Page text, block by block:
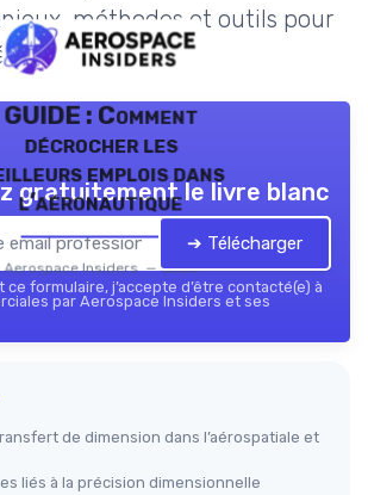
méthodes et outils pour
GUIDE : Comment
décrocher les
emplois dans
l’aéronautique
Aerospace Insiders — 2026
gratuitement le livre blanc
➔ Télécharger
ce formulaire, j’accepte d’être contacté(e) à
par Aerospace Insiders et ses
de dimension dans l’aérospatiale et
liés à la précision dimensionnelle